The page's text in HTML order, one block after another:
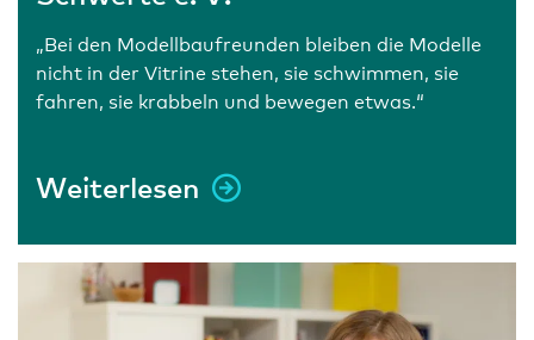
„Bei den Modellbaufreunden bleiben die Modelle
nicht in der Vitrine stehen, sie schwimmen, sie
fahren, sie krabbeln und bewegen etwas.“
Weiterlesen